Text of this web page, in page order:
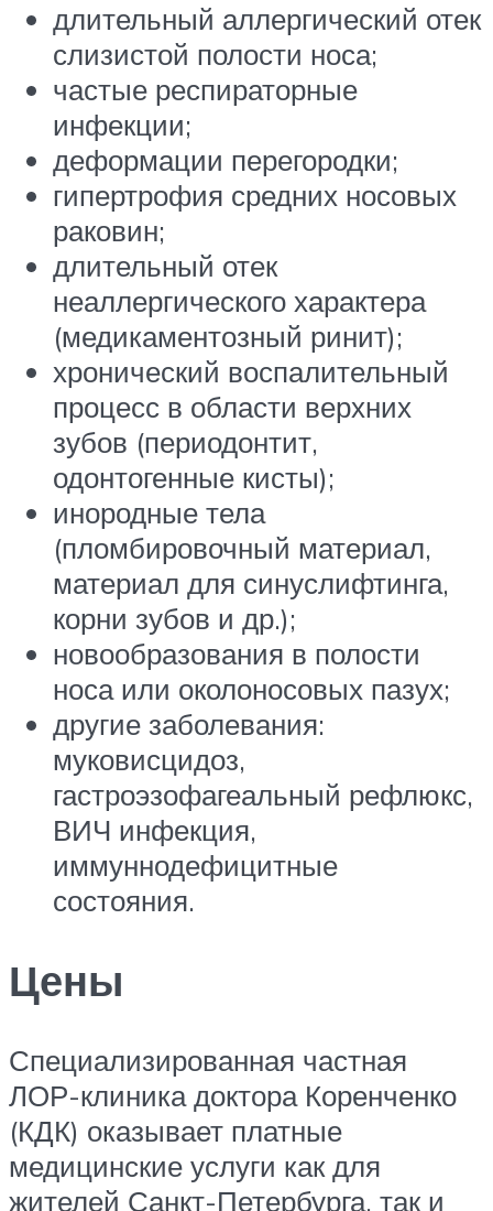
длительный аллергический отек
слизистой полости носа;
частые респираторные
инфекции;
деформации перегородки;
гипертрофия средних носовых
раковин;
длительный отек
неаллергического характера
(медикаментозный ринит);
хронический воспалительный
процесс в области верхних
зубов (периодонтит,
одонтогенные кисты);
инородные тела
(пломбировочный материал,
материал для синуслифтинга,
корни зубов и др.);
новообразования в полости
носа или околоносовых пазух;
другие заболевания:
муковисцидоз,
гастроэзофагеальный рефлюкс,
ВИЧ инфекция,
иммуннодефицитные
состояния.
Цены
Специализированная частная
ЛОР-клиника доктора Коренченко
(КДК) оказывает платные
медицинские услуги как для
жителей Санкт-Петербурга, так и